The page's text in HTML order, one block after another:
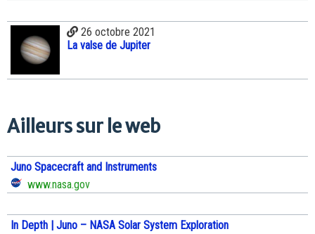
26 octobre 2021
La valse de Jupiter
Ailleurs sur le web
Juno Spacecraft and Instruments
www.nasa.gov
In Depth | Juno – NASA Solar System Exploration